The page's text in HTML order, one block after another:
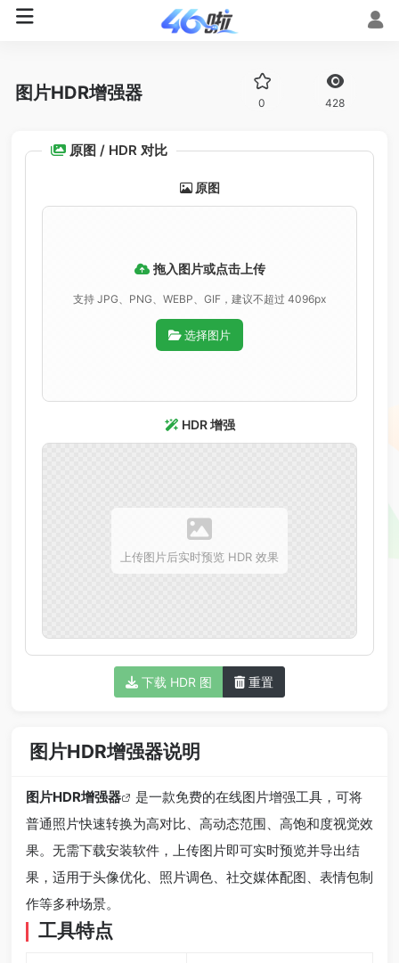
图片HDR增强器 0 428
原图 / HDR 对比
原图
拖入图片或点击上传
支持 JPG、PNG、WEBP、GIF，建议不超过 4096px
选择图片
HDR 增强
上传图片后实时预览 HDR 效果
下载 HDR 图 重置
图片HDR增强器说明
图片HDR增强器
是一款免费的在线图片增强工具，可将
普通照片快速转换为高对比、高动态范围、高饱和度视觉效
果。无需下载安装软件，上传图片即可实时预览并导出结
果，适用于头像优化、照片调色、社交媒体配图、表情包制
作等多种场景。
工具特点